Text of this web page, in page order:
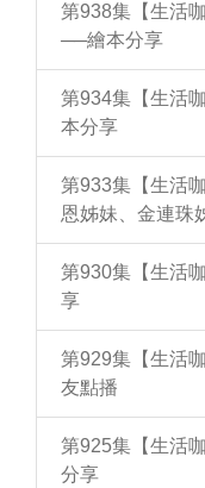
第938集【生活
──繪本分享
第934集【生活
本分享
第933集【生活
恩姊妹、金連珠
第930集【生活
享
第929集【生活
友點播
第925集【生活
分享